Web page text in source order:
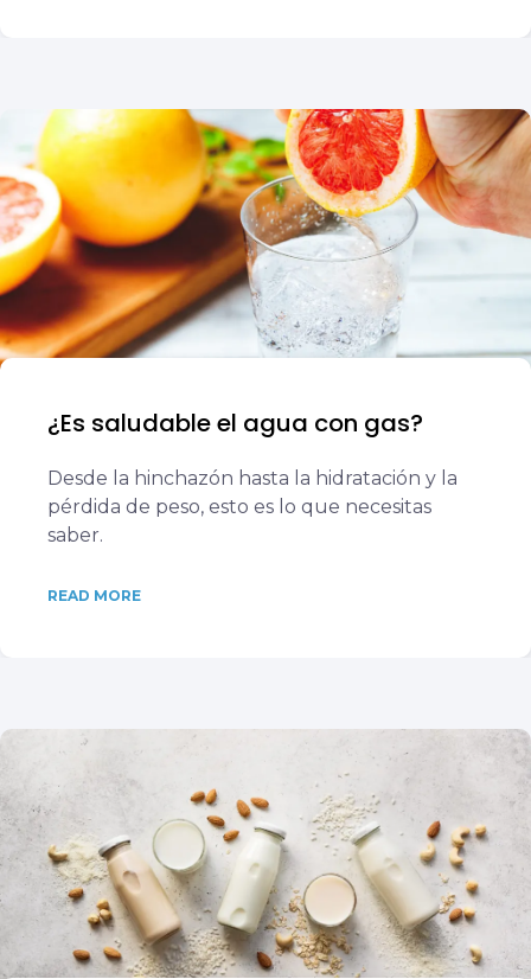
¿Es saludable el agua con gas?
Desde la hinchazón hasta la hidratación y la
pérdida de peso, esto es lo que necesitas
saber.
READ MORE